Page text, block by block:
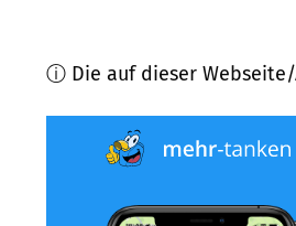
ⓘ Die auf dieser